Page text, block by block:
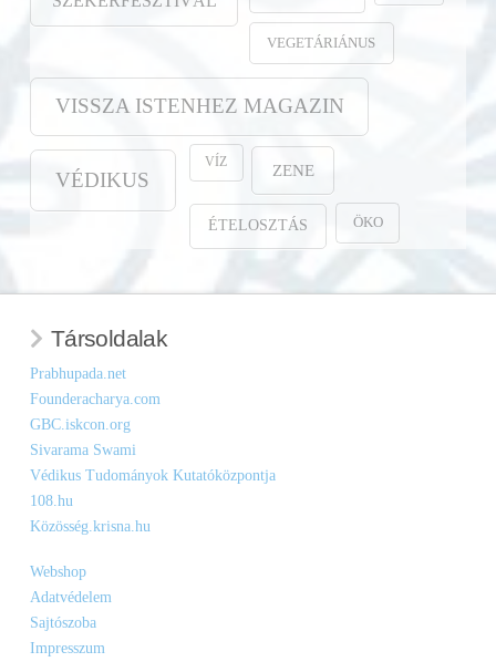
VEGETÁRIÁNUS
VISSZA ISTENHEZ MAGAZIN
VÉDIKUS
VÍZ ZENE
ÉTELOSZTÁS ÖKO
Társoldalak
Prabhupada.net
Founderacharya.com
GBC.iskcon.org
Sivarama Swami
Védikus Tudományok Kutatóközpontja
108.hu
Közösség.krisna.hu
Webshop
Adatvédelem
Sajtószoba
Impresszum